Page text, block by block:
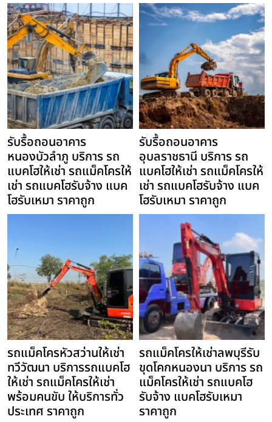
รับรื้อถอนอาคาร
หนองบัวลำภู บริการ รถ
แบคโฮให้เช่า รถแม็คโครให้
เช่า รถแบคโฮรับจ้าง แบค
โฮรับเหมา ราคาถูก
รับรื้อถอนอาคาร
อุบลราชธานี บริการ รถ
แบคโฮให้เช่า รถแม็คโครให้
เช่า รถแบคโฮรับจ้าง แบค
โฮรับเหมา ราคาถูก
รถแม็คโครหัวสว่านให้เช่า
ทวีวัฒนา บริการรถแบคโฮ
ให้เช่า รถแม็คโครให้เช่า
พร้อมคนขับ ให้บริการทั่ว
ประเทศ ราคาถูก
รถแม็คโครให้เช่าลพบุรีรับ
ขุดโคกหนองนา บริการ รถ
แม็คโครให้เช่า รถแบคโฮ
รับจ้าง แบคโฮรับเหมา
ราคาถูก